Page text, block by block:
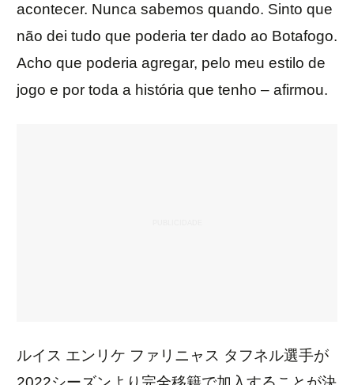
acontecer. Nunca sabemos quando. Sinto que
não dei tudo que poderia ter dado ao Botafogo.
Acho que poderia agregar, pelo meu estilo de
jogo e por toda a história que tenho – afirmou.
ルイス エンリケ ファリニャス タフネル選手が